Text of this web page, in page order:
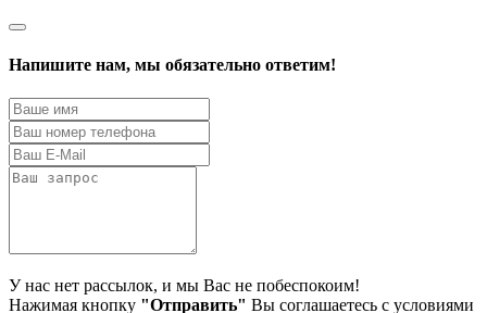
Напишите нам, мы обязательно ответим!
У нас нет рассылок, и мы Вас не побеспокоим!
Нажимая кнопку "Отправить" Вы соглашаетесь с условиями